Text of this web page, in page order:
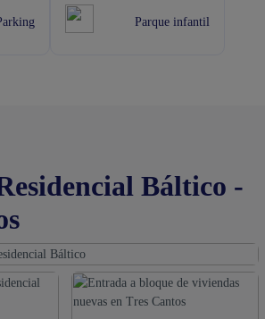
Parque infantil
Báltico -